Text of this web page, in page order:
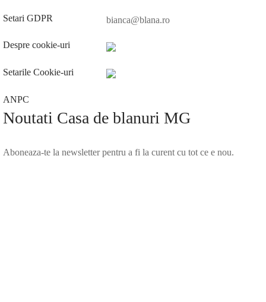
Setari GDPR
Despre cookie-uri
Setarile Cookie-uri
ANPC
bianca@blana.ro
Noutati Casa de blanuri MG
Aboneaza-te la newsletter pentru a fi la curent cu tot ce e nou.